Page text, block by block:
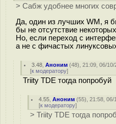
> Сабж удобнее многих
Да, один из лучших WM, я
бы не отсутствие
Но, если переход с
а не с фичастых
3.48 ,Аноним (48), 21:09, 06/10/
[к модератору]
Triity TDE тогда попробуй
4.55 ,Аноним (55), 21:58, 06/
[к модератору]
> Triity TDE тогда